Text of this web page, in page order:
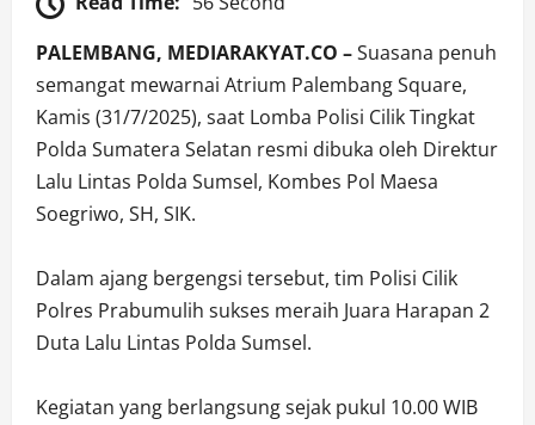
PALEMBANG, MEDIARAKYAT.CO –Suasana penuh
semangat mewarnai Atrium Palembang Square,
Kamis (31/7/2025), saat Lomba Polisi Cilik Tingkat
Polda Sumatera Selatan resmi dibuka oleh Direktur
Lalu Lintas Polda Sumsel, Kombes Pol Maesa
Soegriwo, SH, SIK.
Dalam ajang bergengsi tersebut, tim Polisi Cilik
Polres Prabumulih sukses meraih Juara Harapan 2
Duta Lalu Lintas Polda Sumsel.
Kegiatan yang berlangsung sejak pukul 10.00 WIB